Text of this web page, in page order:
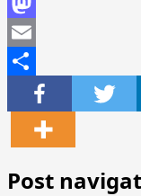
Mastodon
Email
Share
Post